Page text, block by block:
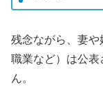
残念ながら、妻
職業など）は公
ん。